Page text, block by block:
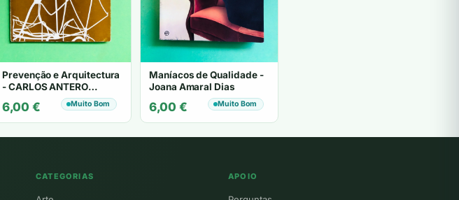
Prevenção e Arquitectura
- CARLOS ANTERO
6,00 € Muito Bom
Maníacos de Qualidade -
Joana Amaral Dias
6,00 € Muito Bom
CATEGORIAS APOIO